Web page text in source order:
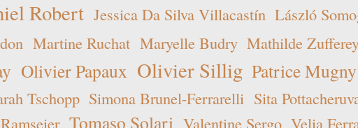
Robert Jessica Da Silva Villacastín László
Martine Ruchat Maryelle Budry Mathilde
Olivier Papaux Olivier Sillig Patrice Mugny
Tschopp Simona Brunel-Ferrarelli Sita
Tomaso Solari Valentine Sergo Velia